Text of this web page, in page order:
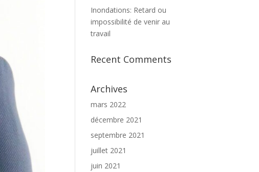
Inondations: Retard ou
impossibilité de venir au
travail
Recent Comments
Archives
mars 2022
décembre 2021
septembre 2021
juillet 2021
juin 2021